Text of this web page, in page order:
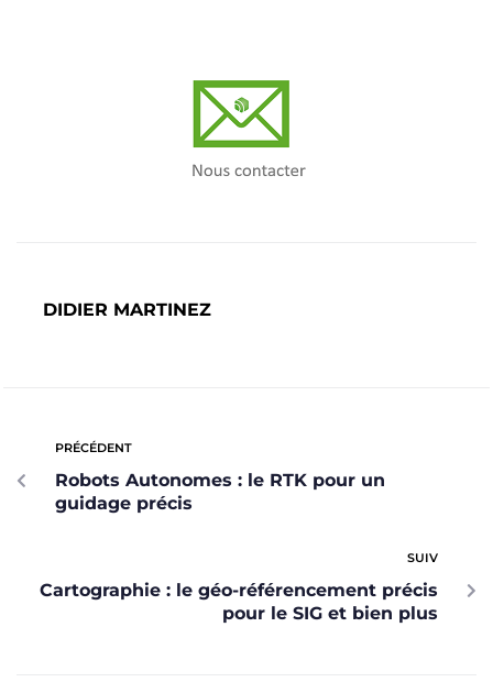
DIDIER MARTINEZ
PRÉCÉDENT
Robots Autonomes : le RTK pour un
guidage précis
SUIV
Cartographie : le géo-référencement précis
pour le SIG et bien plus